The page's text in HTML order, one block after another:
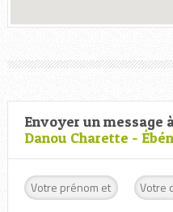
Envoyer un message
Danou Charette -